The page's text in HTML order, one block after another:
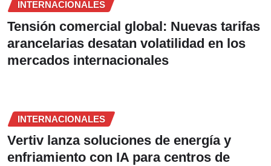
INTERNACIONALES
Tensión comercial global: Nuevas tarifas
arancelarias desatan volatilidad en los
mercados internacionales
INTERNACIONALES
Vertiv lanza soluciones de energía y
enfriamiento con IA para centros de